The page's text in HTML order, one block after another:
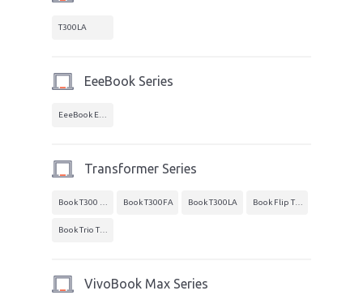
T300LA
EeeBook Series
Transformer Series
Book T300FA Book T300LA
VivoBook Max Series